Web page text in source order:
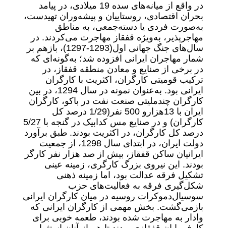
در واقع از میانه‌های سده 19 میلادی، در پیامد
بحران اقتصادی، روستاییان و پیشه‌وران تهیدست،
به‌صورت فردی یا دسته‌جمعی، به مناطق
مهاجرپذیر، به‌ویژه قفقاز مهاجرت می‌کردند. در
سال‌های جنگ جهانی اول‌(1293-1297)، بازهم بر
شمار مهاجران ایرانی افزوده شد؛ به‌گونه‌ای که
در برخی از صنایع و معادن منطقه قفقاز، در
ترکیب قومیتی کارگران، اکثریت با کارگران
ایرانی بود. به‌‌عنوان نمونه در سال 1294، در بین
کارگران چندملیتی صنعت نفت در باکو، کارگران
ایران با 13هزارو 500 نفر‌(1/29 درصد کل
کارگران) و در صنایع مس کد‌ابیک در گنجه با 5/27
درصد کل کارگران، در اکثریت بودند. طبق برآورد
دولت ایران، در ابتدای سال 1298، از جمعیت
ایرانیان ساکن قفقاز، بیش از صد هزار نفر کارگر
بودند. این نیروی بزرگ کارگری، زمینه عینی
تشکیل فرقه عدالت بود، اما زمینه ذهنی
شکل‌گیری فرقه به فعالیت‌های حزب
سوسیال‌دموکرات روسیه در میان کارگران ایرانی
باز‌می‌گشت. بخش مهمی از کارگران ایرانی که
وادار به مهاجرت شده بودند، طعمه خوبی برای